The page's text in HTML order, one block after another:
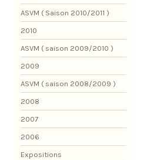
ASVM ( Saison 2010/2011 )
2010
ASVM ( saison 2009/2010 )
2009
ASVM ( saison 2008/2009 )
2008
2007
2006
Expositions